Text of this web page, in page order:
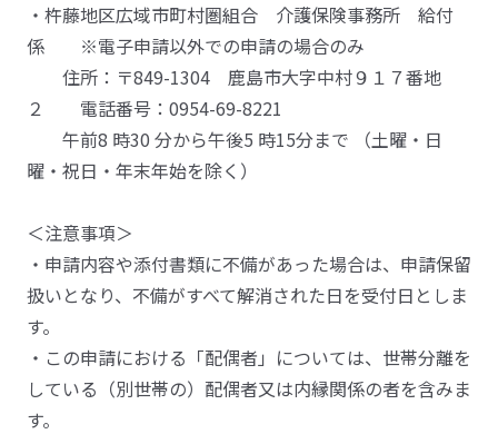
・杵藤地区広域市町村圏組合 介護保険事務所 給付
係 ※電子申請以外での申請の場合のみ
住所：〒849-1304 鹿島市大字中村９１７番地
２ 電話番号：0954-69-8221
午前8 時30 分から午後5 時15分まで （土曜・日
曜・祝日・年末年始を除く）
＜注意事項＞
・申請内容や添付書類に不備があった場合は、申請保留
扱いとなり、不備がすべて解消された日を受付日としま
す。
・この申請における「配偶者」については、世帯分離を
している（別世帯の）配偶者又は内縁関係の者を含みま
す。